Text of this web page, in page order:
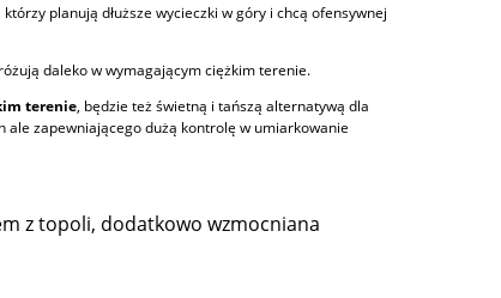
planują dłuższe wycieczki w góry i chcą ofensywnej
daleko w wymagającym ciężkim terenie.
terenie, będzie też świetną i tańszą alternatywą dla
zapewniającego dużą kontrolę w umiarkowanie
z topoli, dodatkowo wzmocniana